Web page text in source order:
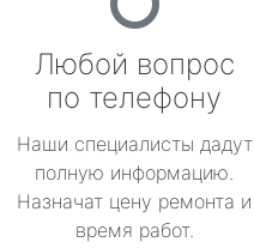
Любой вопрос
по телефону
Наши специалисты дадут
полную информацию.
Назначат цену ремонта и
время работ.